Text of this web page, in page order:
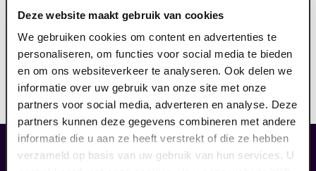
Deze website maakt gebruik van cookies
We gebruiken cookies om content en advertenties te
personaliseren, om functies voor social media te bieden
en om ons websiteverkeer te analyseren. Ook delen we
informatie over uw gebruik van onze site met onze
partners voor social media, adverteren en analyse. Deze
partners kunnen deze gegevens combineren met andere
informatie die u aan ze heeft verstrekt of die ze hebben
verzameld op basis van uw gebruik van hun services. U
Goed voorbereid naar een voorstelling gaan biedt vaak
meer kijk- en luisterplezier. Bij deze voorstelling wordt
een voorprogramma verzorgd door een deskundige.
Het voorprogramma is gratis te bezoeken, reserveren
is wel noodzakelijk. Een consumptie is niet inbegrepen.
Wij wensen je veel kijk- en luisterplezier!
overige arrangementen